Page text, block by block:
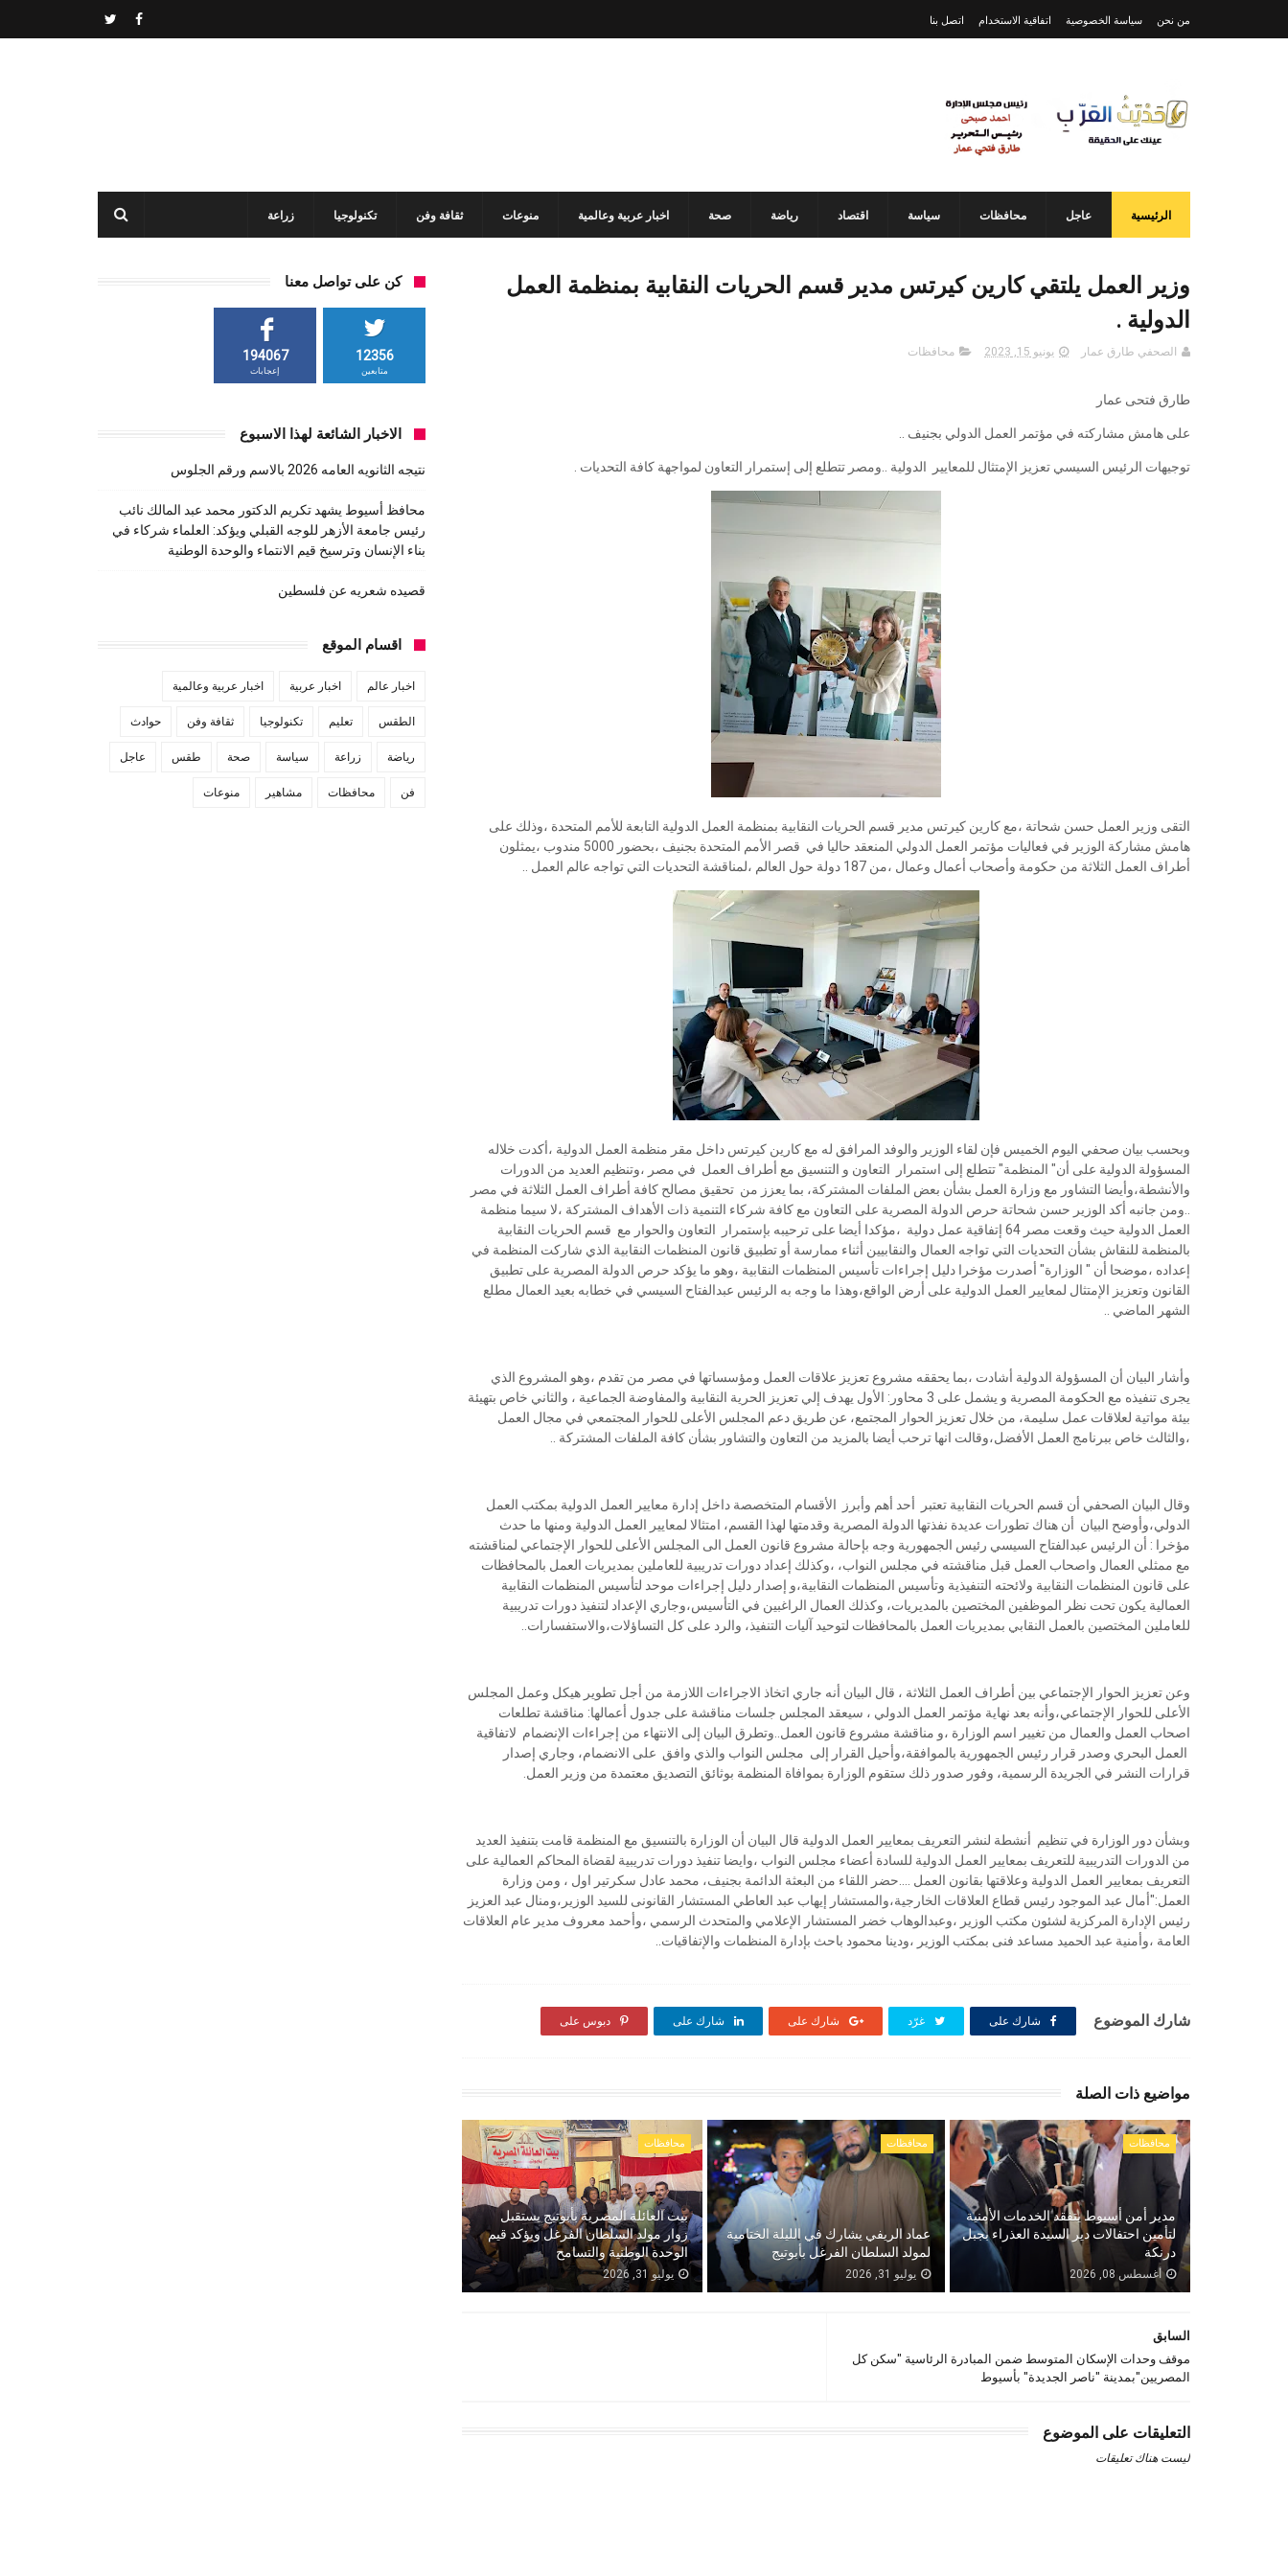
من نحن سياسة الخصوصية اتفاقية الاستخدام اتصل بنا
الرئيسية عاجل محافظات سياسة اقتصاد رياضة صحة اخبار عربية وعالمية منوعات ثقافة وفن تكنولوجيا زراعة
وزير العمل يلتقي كارين كيرتس مدير قسم الحريات النقابية بمنظمة العمل
الدولية .
الصحفي طارق عمار يونيو 15, 2023 محافظات
طارق فتحى عمار
على هامش مشاركته في مؤتمر العمل الدولي بجنيف ..
توجيهات الرئيس السيسي تعزيز الإمتثال للمعايير الدولية ..ومصر تتطلع إلى إستمرار التعاون لمواجهة كافة التحديات .
التقى وزير العمل حسن شحاتة ،مع كارين كيرتس مدير قسم الحريات النقابية بمنظمة العمل الدولية التابعة للأمم المتحدة ،وذلك على
هامش مشاركة الوزير في فعاليات مؤتمر العمل الدولي المنعقد حاليا في قصر الأمم المتحدة بجنيف ،بحضور 5000 مندوب ،يمثلون
أطراف العمل الثلاثة من حكومة وأصحاب أعمال وعمال ،من 187 دولة حول العالم ،لمناقشة التحديات التي تواجه عالم العمل ..
وبحسب بيان صحفي اليوم الخميس فإن لقاء الوزير والوفد المرافق له مع كارين كيرتس داخل مقر منظمة العمل الدولية ،أكدت خلاله
المسؤولة الدولية على أن" المنظمة" تتطلع إلى استمرار التعاون و التنسيق مع أطراف العمل في مصر ،وتنظيم العديد من الدورات
والأنشطة،وأيضا التشاور مع وزارة العمل بشأن بعض الملفات المشتركة، بما يعزز من تحقيق مصالح كافة أطراف العمل الثلاثة في مصر
..ومن جانبه أكد الوزير حسن شحاتة حرص الدولة المصرية على التعاون مع كافة شركاء التنمية ذات الأهداف المشتركة ،لا سيما منظمة
العمل الدولية حيث وقعت مصر 64 إتفاقية عمل دولية ،مؤكدا أيضا على ترحيبه بإستمرار التعاون والحوار مع قسم الحريات النقابية
بالمنظمة للنقاش بشأن التحديات التي تواجه العمال والنقابيين أثناء ممارسة أو تطبيق قانون المنظمات النقابية الذي شاركت المنظمة في
إعداده ،موضحا أن " الوزارة" أصدرت مؤخرا دليل إجراءات تأسيس المنظمات النقابية ،وهو ما يؤكد حرص الدولة المصرية على تطبيق
القانون وتعزيز الإمتثال لمعايير العمل الدولية على أرض الواقع،وهذا ما وجه به الرئيس عبدالفتاح السيسي في خطابه بعيد العمال مطلع
الشهر الماضي ..
وأشار البيان أن المسؤولة الدولية أشادت ،بما يحققه مشروع تعزيز علاقات العمل ومؤسساتها في مصر من تقدم ،وهو المشروع الذي
يجرى تنفيذه مع الحكومة المصرية و يشمل على 3 محاور: الأول يهدف إلي تعزيز الحرية النقابية والمفاوضة الجماعية ، والثاني خاص بتهيئة
بيئة مواتية لعلاقات عمل سليمة، من خلال تعزيز الحوار المجتمع، عن طريق دعم المجلس الأعلى للحوار المجتمعي في مجال العمل
،والثالث خاص ببرنامج العمل الأفضل،وقالت انها ترحب أيضا بالمزيد من التعاون والتشاور بشأن كافة الملفات المشتركة ..
وقال البيان الصحفي أن قسم الحريات النقابية تعتبر أحد أهم وأبرز الأقسام المتخصصة داخل إدارة معايير العمل الدولية بمكتب العمل
الدولي،وأوضح البيان أن هناك تطورات عديدة نفذتها الدولة المصرية وقدمتها لهذا القسم، امتثالا لمعايير العمل الدولية ومنها ما حدث
مؤخرا : أن الرئيس عبدالفتاح السيسي رئيس الجمهورية وجه بإحالة مشروع قانون العمل الى المجلس الأعلى للحوار الإجتماعي لمناقشته
مع ممثلي العمال واصحاب العمل قبل مناقشته في مجلس النواب، ،وكذلك إعداد دورات تدريبية للعاملين بمديريات العمل بالمحافظات
على قانون المنظمات النقابية ولائحته التنفيذية وتأسيس المنظمات النقابية،و إصدار دليل إجراءات موحد لتأسيس المنظمات النقابية
العمالية يكون تحت نظر الموظفين المختصين بالمديريات، وكذلك العمال الراغبين في التأسيس،وجاري الإعداد لتنفيذ دورات تدريبية
للعاملين المختصين بالعمل النقابي بمديريات العمل بالمحافظات لتوحيد آليات التنفيذ، والرد على كل التساؤلات،والاستفسارات..
وعن تعزيز الحوار الإجتماعي بين أطراف العمل الثلاثة ، قال البيان أنه جاري اتخاذ الاجراءات اللازمة من أجل تطوير هيكل وعمل المجلس
الأعلى للحوار الإجتماعي،وأنه بعد نهاية مؤتمر العمل الدولي ، سيعقد المجلس جلسات مناقشة على جدول أعمالها: مناقشة تطلعات
اصحاب العمل والعمال من تغيير اسم الوزارة ،و مناقشة مشروع قانون العمل..وتطرق البيان إلى الانتهاء من إجراءات الإنضمام لاتفاقية
العمل البحري وصدر قرار رئيس الجمهورية بالموافقة،وأحيل القرار إلى مجلس النواب والذي وافق على الانضمام، وجاري إصدار
قرارات النشر في الجريدة الرسمية، وفور صدور ذلك ستقوم الوزارة بموافاة المنظمة بوثائق التصديق معتمدة من وزير العمل.
وبشأن دور الوزارة في تنظيم أنشطة لنشر التعريف بمعايير العمل الدولية قال البيان أن الوزارة بالتنسيق مع المنظمة قامت بتنفيذ العديد
من الدورات التدريبية للتعريف بمعايير العمل الدولية للسادة أعضاء مجلس النواب ،وايضا تنفيذ دورات تدريبية لقضاة المحاكم العمالية على
التعريف بمعايير العمل الدولية وعلاقتها بقانون العمل ....حضر اللقاء من البعثة الدائمة بجنيف، محمد عادل سكرتير اول ، ومن وزارة
العمل:"أمال عبد الموجود رئيس قطاع العلاقات الخارجية،والمستشار إيهاب عبد العاطي المستشار القانونى للسيد الوزير،ومنال عبد العزيز
رئيس الإدارة المركزية لشئون مكتب الوزير ،وعبدالوهاب خضر المستشار الإعلامي والمتحدث الرسمي ،وأحمد معروف مدير عام العلاقات
العامة ،وأمنية عبد الحميد مساعد فنى بمكتب الوزير ،ودينا محمود باحث بإدارة المنظمات والإتفاقيات..
شارك الموضوع شارك على غرّد شارك على شارك على دبوس على
مواضيع ذات الصلة
محافظات
مدير أمن أسيوط يتفقد الخدمات الأمنية
لتأمين احتفالات دير السيدة العذراء بجبل
درنكة
أغسطس 08, 2026
محافظات
عماد الريفي يشارك في الليلة الختامية
لمولد السلطان الفرغل بأبوتيج
يوليو 31, 2026
محافظات
بيت العائلة المصرية بأبوتيج يستقبل
زوار مولد السلطان الفرغل ويؤكد قيم
الوحدة الوطنية والتسامح
يوليو 31, 2026
السابق
موقف وحدات الإسكان المتوسط ضمن المبادرة الرئاسية "سكن كل
المصريين"بمدينة "ناصر الجديدة" بأسيوط
التعليقات على الموضوع
ليست هناك تعليقات
كن على تواصل معنا
12356
متابعين
194067
إعجابات
الاخبار الشائعة لهذا الاسبوع
نتيجه الثانويه العامه 2026 بالاسم ورقم الجلوس
محافظ أسيوط يشهد تكريم الدكتور محمد عبد المالك نائب
رئيس جامعة الأزهر للوجه القبلي ويؤكد: العلماء شركاء في
بناء الإنسان وترسيخ قيم الانتماء والوحدة الوطنية
قصيده شعريه عن فلسطين
اقسام الموقع
اخبار عالم اخبار عربية اخبار عربية وعالمية
الطقس تعليم تكنولوجيا ثقافة وفن حوادث
رياضة زراعة سياسة صحة طقس عاجل
فن محافظات مشاهير منوعات